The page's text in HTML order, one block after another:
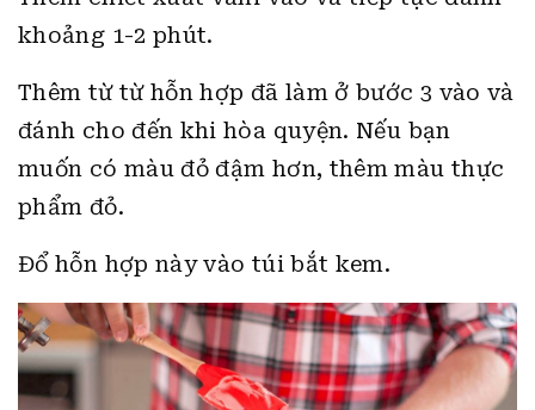
khoảng 1-2 phút.
Thêm từ từ hỗn hợp đã làm ở bước 3 vào và
đánh cho đến khi hòa quyện. Nếu bạn
muốn có màu đỏ đậm hơn, thêm màu thực
phẩm đỏ.
Đổ hỗn hợp này vào túi bắt kem.